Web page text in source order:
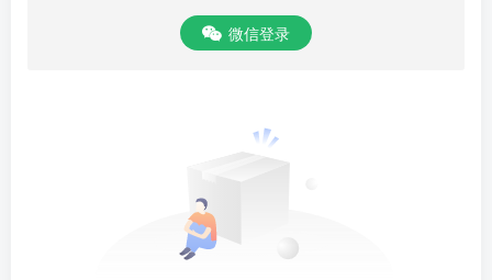
微信登录